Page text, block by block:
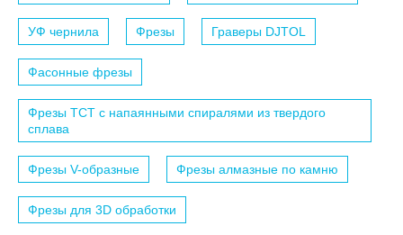
УФ чернила Фрезы Граверы DJTOL
Фасонные фрезы
Фрезы TCT с напаянными спиралями из твердого
сплава
Фрезы V-образные Фрезы алмазные по камню
Фрезы для 3D обработки